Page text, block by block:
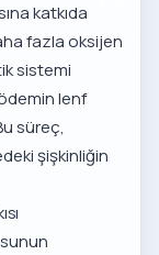
katkıda
fazla oksijen
sistemi
lenf
süreç,
şişkinliğin